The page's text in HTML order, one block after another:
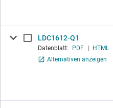
LDC1612-Q1
Datenblatt: PDF
HTML
Alternativen anzeigen